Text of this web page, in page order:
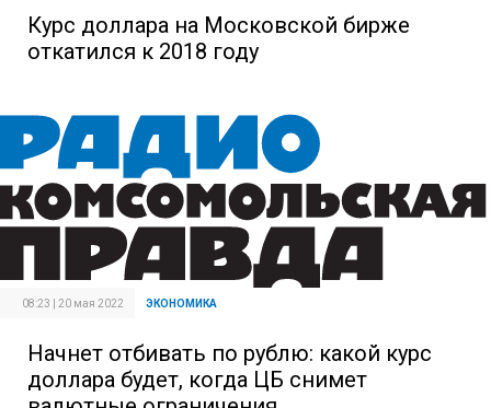
Курс доллара на Московской бирже
откатился к 2018 году
08:23 | 20 мая 2022 ЭКОНОМИКА
Начнет отбивать по рублю: какой курс
доллара будет, когда ЦБ снимет